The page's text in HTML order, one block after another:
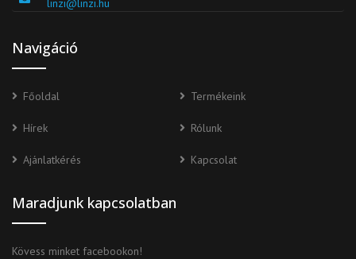
linzi@linzi.hu
Navigáció
Főoldal Termékeink
Hírek Rólunk
Ajánlatkérés Kapcsolat
Maradjunk kapcsolatban
Kövess minket facebookon!